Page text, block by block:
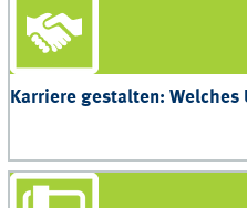
Karriere gestalten: